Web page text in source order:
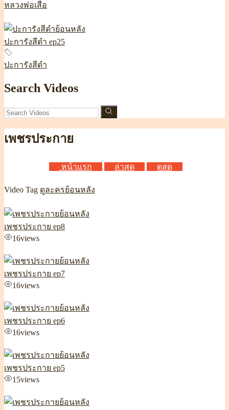
หลวงพ่อเสือ
ปะการังสีดำ ep25
ปะการังสีดำ
Search Videos
เพชรประกาย
หน้าแรก ล่าสุด ดูสด
Video Tag ดูละครย้อนหลัง
เพชรประกาย ep8
16views
เพชรประกาย ep7
16views
เพชรประกาย ep6
16views
เพชรประกาย ep5
15views